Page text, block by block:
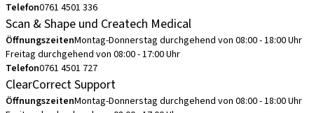
Telefon0761 4501 336
Scan & Shape und Createch Medical
ÖffnungszeitenMontag-Donnerstag durchgehend von 08:00 - 18:00 Uhr
Freitag durchgehend von 08:00 - 17:00 Uhr
Telefon0761 4501 727
ClearCorrect Support
ÖffnungszeitenMontag-Donnerstag durchgehend von 08:00 - 18:00 Uhr